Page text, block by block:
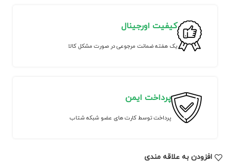
کیفیت اورجینال
یک هفته ضمانت مرجوعی در صورت مشکل کالا
پرداخت ایمن
پرداخت توسط کارت های عضو شبکه شتاب
افزودن به علاقه مندی